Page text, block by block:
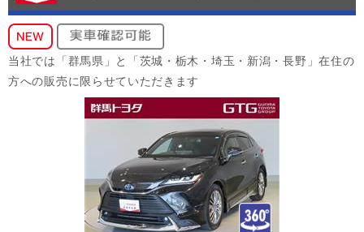
当社では「群馬県」と「茨城・栃木・埼玉・新潟・長野」在住の
方への販売に限らせていただきます